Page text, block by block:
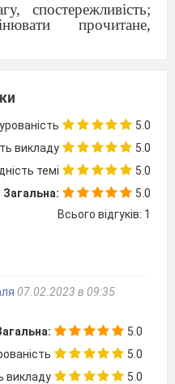
спостережливість;
прочитане,
міжпредметну,
до творчості П.
до Вітчизни,
інтерес до
минулого рідного
матеріал до
а є час збирати
5.0
викладу
5.0
темі
5.0
Загальна:
5.0
Всього відгуків: 1
07.02.2023 в 09:35
5.0
5.0
викладу
5.0